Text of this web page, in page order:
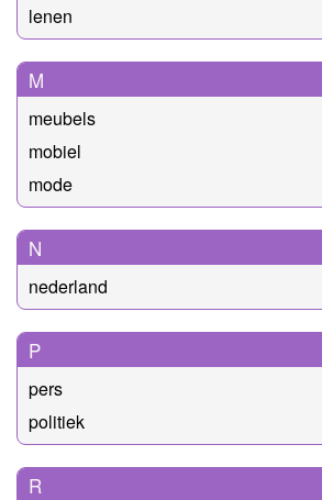
lenen
M
meubels
mobiel
mode
N
nederland
P
pers
politiek
R